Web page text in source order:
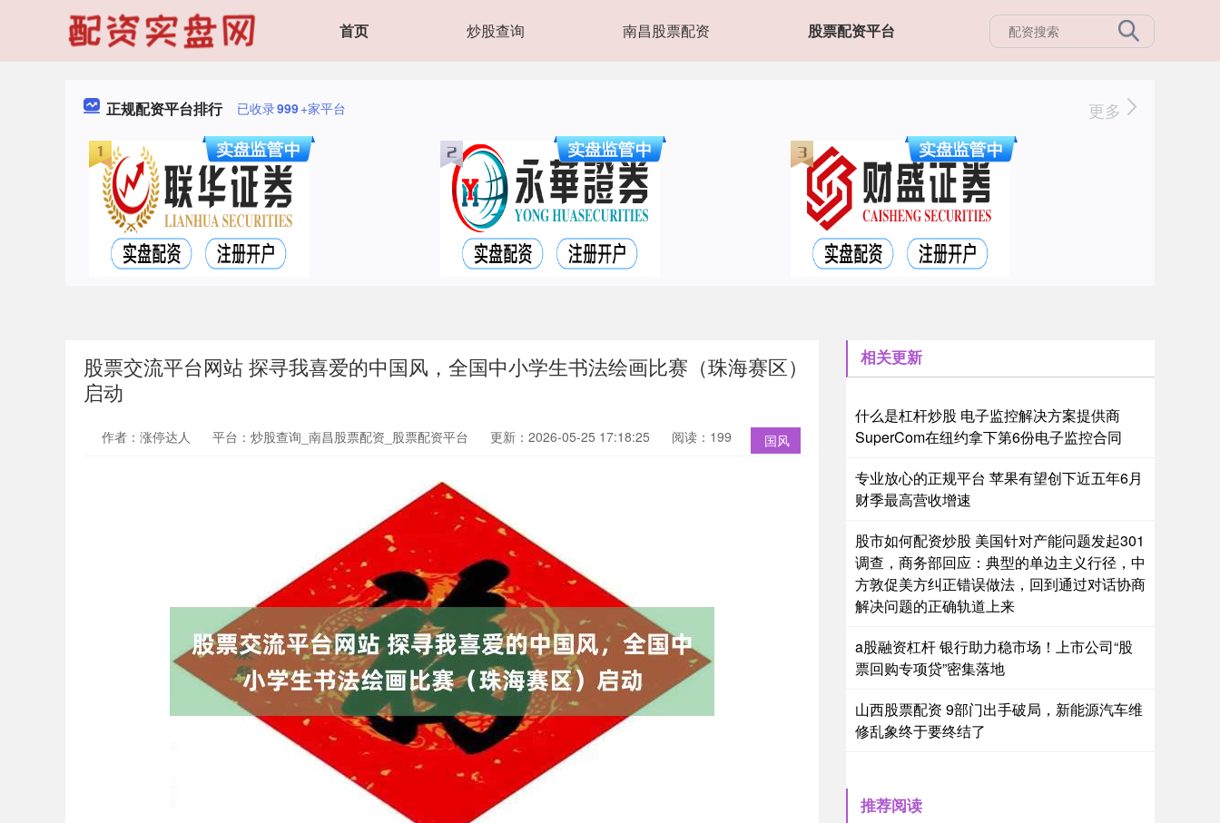
首页 炒股查询 南昌股票配资 股票配资平台
正规配资平台排行 已收录999+家平台 更多
股票交流平台网站 探寻我喜爱的中国风，全国中小学生书法绘画比赛（珠海赛区）
启动
国风
作者：涨停达人 平台：炒股查询_南昌股票配资_股票配资平台 更新：2026-05-25 17:18:25 阅读：199
相关更新
什么是杠杆炒股 电子监控解决方案提供商
SuperCom在纽约拿下第6份电子监控合同
专业放心的正规平台 苹果有望创下近五年6月
财季最高营收增速
股市如何配资炒股 美国针对产能问题发起301
调查，商务部回应：典型的单边主义行径，中
方敦促美方纠正错误做法，回到通过对话协商
解决问题的正确轨道上来
a股融资杠杆 银行助力稳市场！上市公司“股
票回购专项贷”密集落地
山西股票配资 9部门出手破局，新能源汽车维
修乱象终于要终结了
推荐阅读